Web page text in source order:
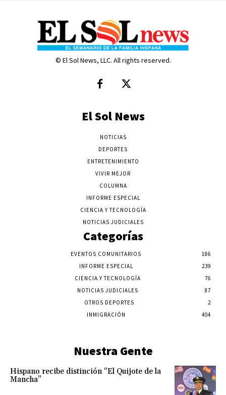
© El Sol News, LLC. All rights reserved.
El Sol News
NOTICIAS
DEPORTES
ENTRETENIMIENTO
VIVIR MEJOR
COLUMNA
INFORME ESPECIAL
CIENCIA Y TECNOLOGÍA
NOTICIAS JUDICIALES
Categorías
EVENTOS COMUNITARIOS
186
INFORME ESPECIAL
239
CIENCIA Y TECNOLOGÍA
76
NOTICIAS JUDICIALES
87
OTROS DEPORTES
2
INMIGRACIÓN
404
Nuestra Gente
Hispano recibe distinción “El Quijote de la
Mancha”